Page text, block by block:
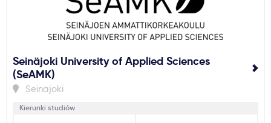
Seinäjoki University of Applied Sciences
(SeAMK)
Seinäjoki
Kierunki studiów